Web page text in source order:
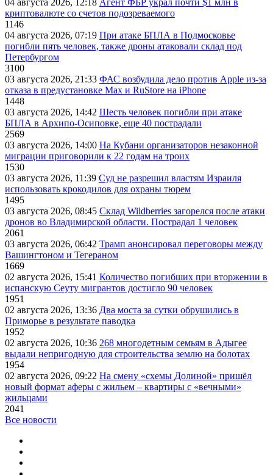
04 августа 2026, 12:18 Агент ФБР украл почти $1 млн в
криптовалюте со счетов подозреваемого
1146
04 августа 2026, 07:19 При атаке БПЛА в Подмосковье
погибли пять человек, также дроны атаковали склад под
Петербургом
3100
03 августа 2026, 21:33 ФАС возбудила дело против Apple из-за
отказа в предустановке Max и RuStore на iPhone
1448
03 августа 2026, 14:42 Шесть человек погибли при атаке
БПЛА в Архипо-Осиповке, еще 40 пострадали
2569
03 августа 2026, 14:00 На Кубани организаторов незаконной
миграции приговорили к 22 годам на троих
1530
03 августа 2026, 11:39 Суд не разрешил властям Израиля
использовать крокодилов для охраны тюрем
1495
03 августа 2026, 08:45 Склад Wildberries загорелся после атаки
дронов во Владимирской области. Пострадал 1 человек
2061
03 августа 2026, 06:42 Трамп анонсировал переговоры между
Вашингтоном и Тегераном
1669
02 августа 2026, 15:41 Количество погибших при вторжении в
испанскую Сеуту мигрантов достигло 90 человек
1951
02 августа 2026, 13:36 Два моста за сутки обрушились в
Приморье в результате паводка
1952
02 августа 2026, 10:36 268 многодетным семьям в Адыгее
выдали непригодную для строительства землю на болотах
1954
02 августа 2026, 09:22 На смену «схемы Долиной» пришёл
новый формат аферы с жильем – квартиры с «вечными»
жильцами
2041
Все новости